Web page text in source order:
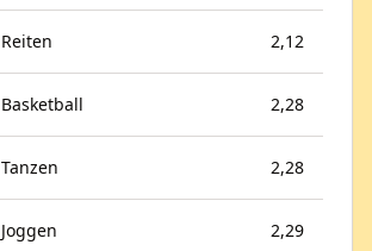
Reiten 2,12
Basketball 2,28
Tanzen 2,28
Joggen 2,29